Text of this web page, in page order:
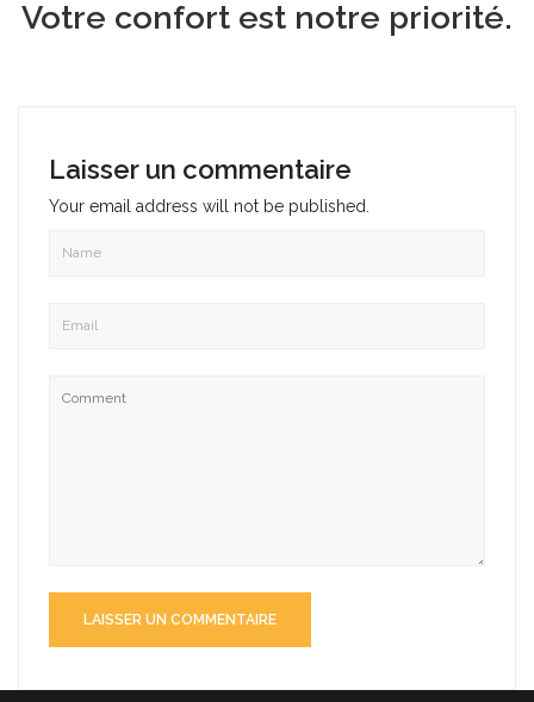
Votre confort est notre priorité.
Laisser un commentaire
Your email address will not be published.